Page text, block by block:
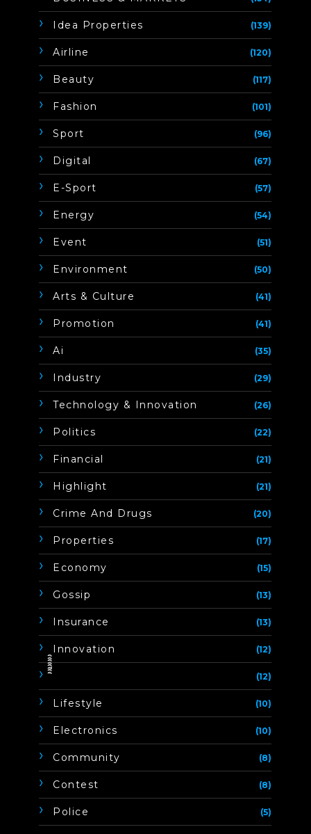
Idea Properties (139)
Airline (120)
Beauty (117)
Fashion (101)
Sport (96)
Digital (67)
E-Sport (57)
Energy (54)
Event (51)
Environment (50)
Arts & Culture (41)
Promotion (41)
Ai (35)
Industry (29)
Technology & Innovation (26)
Politics (22)
Financial (21)
Highlight (21)
Crime And Drugs (20)
Properties (17)
Economy (15)
Gossip (13)
Insurance (13)
Innovation (12)
(12)
Lifestyle (10)
Electronics (10)
Community (8)
Contest (8)
Police (5)